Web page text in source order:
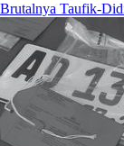
Brutalnya Taufik-